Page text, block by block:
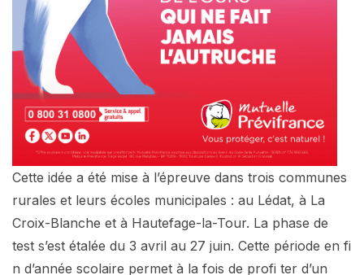
Cette idée a été mise à l’épreuve dans trois communes
rurales et leurs écoles municipales : au Lédat, à La
Croix-Blanche et à Hautefage-la-Tour. La phase de
test s’est étalée du 3 avril au 27 juin. Cette période en fi
n d’année scolaire permet à la fois de profi ter d’un